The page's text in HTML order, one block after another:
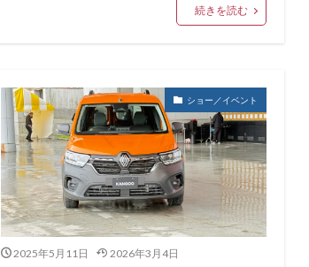
続きを読む
ショー／イベント
2025年5月11日 2026年3月4日